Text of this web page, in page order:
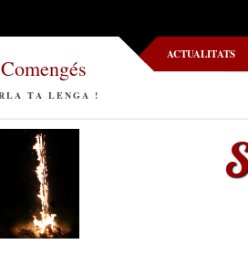
TA LENGA !
ACTUALITATS